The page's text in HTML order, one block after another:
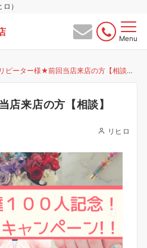
）
Menu
リピーター様★前回当店来店の方【相談】
店来店の方【相談】
リヒロ